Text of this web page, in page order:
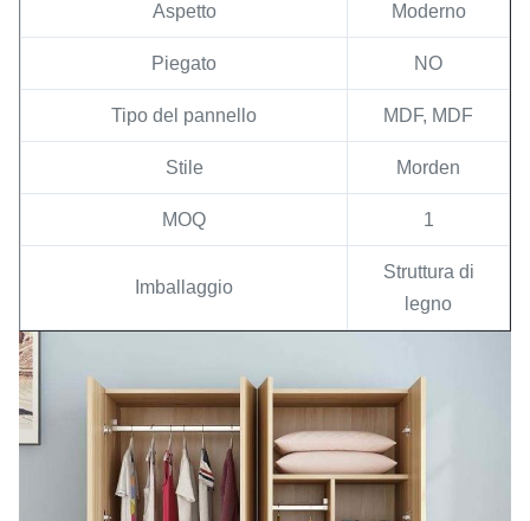
Aspetto Moderno
Piegato NO
Tipo del pannello MDF, MDF
Stile Morden
MOQ 1
Imballaggio
Struttura di
legno